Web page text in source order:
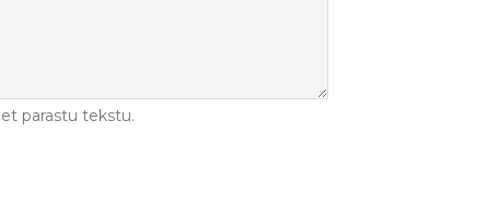
parastu tekstu.